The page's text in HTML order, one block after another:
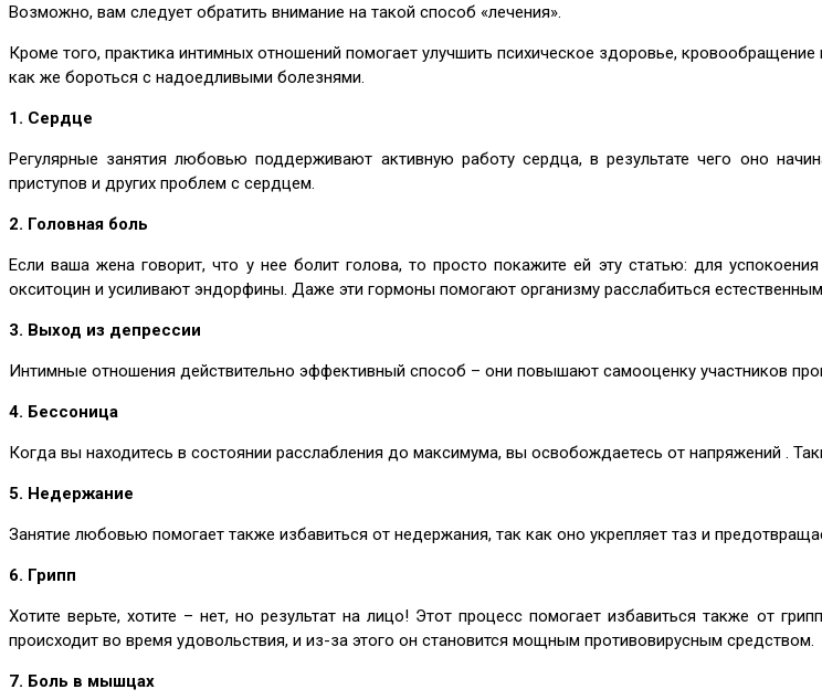
Возможно, вам следует обратить внимание на такой способ «лечения».
Кроме того, практика интимных отношений помогает улучшить психическое здоровье,
как же бороться с надоедливыми болезнями.
1. Сердце
Регулярные занятия любовью поддерживают активную работу сердца, в результате чего оно
приступов и других проблем с сердцем.
2. Головная боль
Если ваша жена говорит, что у нее болит голова, то просто покажите ей эту статью: для
окситоцин и усиливают эндорфины. Даже эти гормоны помогают организму расслабиться
3. Выход из депрессии
Интимные отношения действительно эффективный способ – они повышают самооценку участников
4. Бессоница
Когда вы находитесь в состоянии расслабления до максимума, вы освобождаетесь от напряжений .
5. Недержание
Занятие любовью помогает также избавиться от недержания, так как оно укрепляет таз и
6. Грипп
Хотите верьте, хотите – нет, но результат на лицо! Этот процесс помогает избавиться также от
происходит во время удовольствия, и из-за этого он становится мощным противовирусным средством.
7. Боль в мышцах